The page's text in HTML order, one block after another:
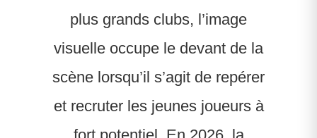
plus grands clubs, l’image
visuelle occupe le devant de la
scène lorsqu’il s’agit de repérer
et recruter les jeunes joueurs à